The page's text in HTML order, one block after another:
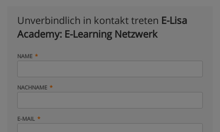
Unverbindlich in kontakt treten E-Lisa
Academy: E-Learning Netzwerk
NAME
NACHNAME
E-MAIL